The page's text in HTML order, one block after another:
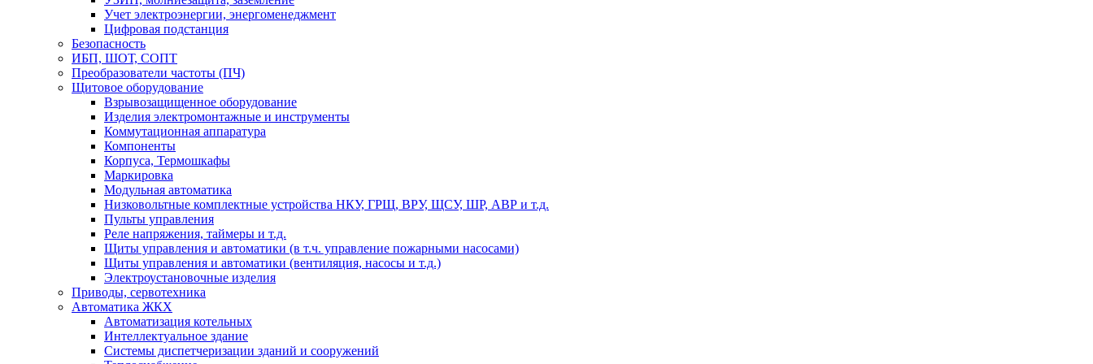
Учет электроэнергии, энергоменеджмент
Цифровая подстанция
Безопасность
ИБП, ШОТ, СОПТ
Преобразователи частоты (ПЧ)
Щитовое оборудование
Взрывозащищенное оборудование
Изделия электромонтажные и инструменты
Коммутационная аппаратура
Компоненты
Корпуса, Термошкафы
Маркировка
Модульная автоматика
Низковольтные комплектные устройства НКУ, ГРЩ, ВРУ, ЩСУ, ШР, АВР и т.д.
Пульты управления
Реле напряжения, таймеры и т.д.
Щиты управления и автоматики (в т.ч. управление пожарными насосами)
Щиты управления и автоматики (вентиляция, насосы и т.д.)
Электроустановочные изделия
Приводы, сервотехника
Автоматика ЖКХ
Автоматизация котельных
Интеллектуальное здание
Системы диспетчеризации зданий и сооружений